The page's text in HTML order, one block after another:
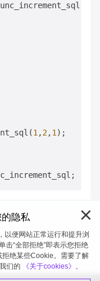
1 ,2,1 );
隐私
便网站正常运行和提升浏
击“全部拒绝”即表示您拒绝
拒绝某些Cookie。需要了解
们的
《关于cookies》。